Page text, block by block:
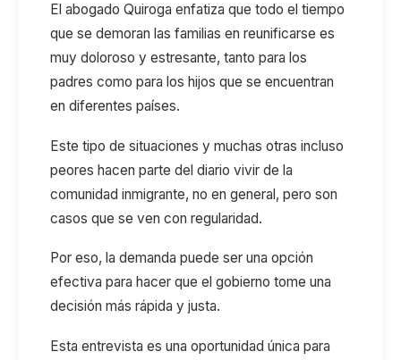
El abogado Quiroga enfatiza que todo el tiempo
que se demoran las familias en reunificarse es
muy doloroso y estresante, tanto para los
padres como para los hijos que se encuentran
en diferentes países.
Este tipo de situaciones y muchas otras incluso
peores hacen parte del diario vivir de la
comunidad inmigrante, no en general, pero son
casos que se ven con regularidad.
Por eso, la demanda puede ser una opción
efectiva para hacer que el gobierno tome una
decisión más rápida y justa.
Esta entrevista es una oportunidad única para